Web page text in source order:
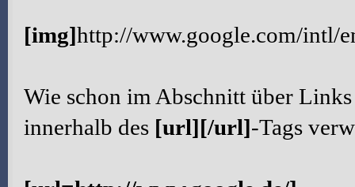
[img]http://www.google.com/intl/
Wie schon im Abschnitt über
innerhalb des [url][/url]-Tags